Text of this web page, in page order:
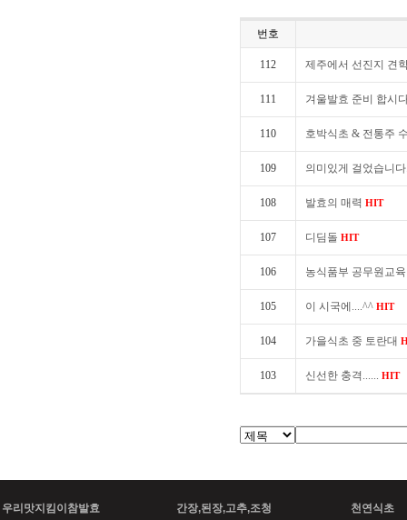
번호
112 제주에서 선진지 견
111 겨울발효 준비 합시
110 호박식초 & 전통주
109 의미있게 걸었습니
108 발효의 매력 HIT
107 디딤돌 HIT
106 농식품부 공무원교
105 이 시국에....^^ HIT
104 가을식초 중 토란대
103 신선한 충격...... HIT
우리맛지킴이참발효
간장,된장,고추,조청
천연식초